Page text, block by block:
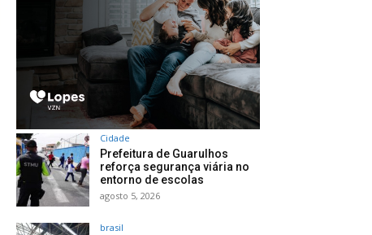
Cidade
Prefeitura de Guarulhos
reforça segurança viária no
entorno de escolas
agosto 5, 2026
brasil